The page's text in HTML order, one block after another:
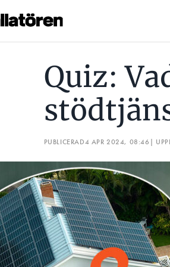
prenumeration
Quiz:
PUBLICERAD4 APR 2024, 08:46 |
DU OM STÖDTJÄNSTER? QUIZ: